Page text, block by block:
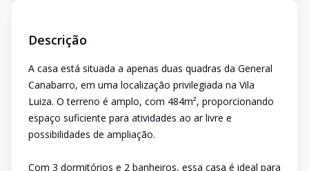
Descrição
A casa está situada a apenas duas quadras da General
Canabarro, em uma localização privilegiada na Vila
Luiza. O terreno é amplo, com 484m², proporcionando
espaço suficiente para atividades ao ar livre e
possibilidades de ampliação.
Com 3 dormitórios e 2 banheiros, essa casa é ideal para